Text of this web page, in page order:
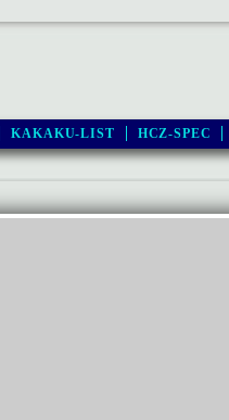
KAKAKU-LIST HCZ-SPEC